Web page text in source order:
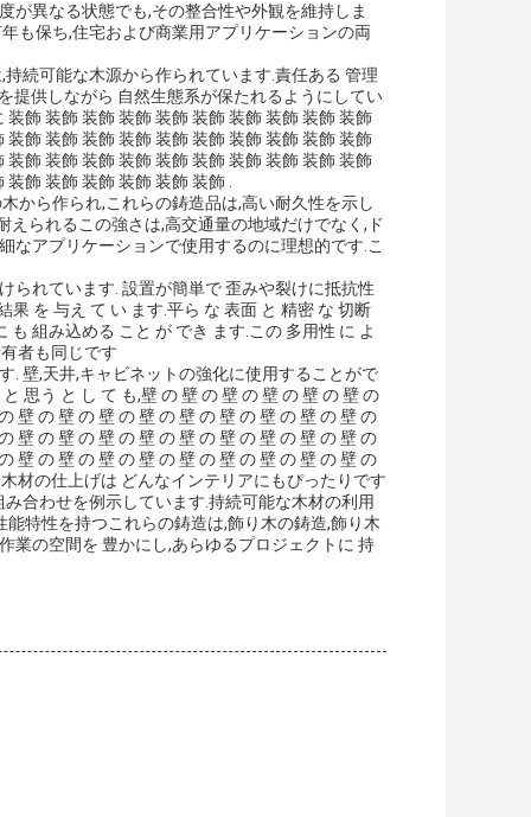
が異なる状態でも,その整合性や外観を維持しま
も保ち,住宅および商業用アプリケーションの両
続可能な木源から作られています.責任ある 管理
提供しながら 自然生態系が保たれるようにしてい
飾 装飾 装飾 装飾 装飾 装飾 装飾 装飾 装飾 装飾
飾 装飾 装飾 装飾 装飾 装飾 装飾 装飾 装飾 装飾
飾 装飾 装飾 装飾 装飾 装飾 装飾 装飾 装飾 装飾
飾 装飾 装飾 装飾 装飾 装飾 .
から作られ,これらの鋳造品は,高い耐久性を示し
られるこの強さは,高交通量の地域だけでなく,ド
なアプリケーションで使用するのに理想的です.こ
られています. 設置が簡単で 歪みや裂けに抵抗性
を 与え て い ます.平ら な 表面 と 精密 な 切断
組み込める こと が でき ます.この 多用性 に よ
者も同じです
. 壁,天井,キャビネットの強化に使用することがで
思う と し て も,壁 の 壁 の 壁 の 壁 の 壁 の 壁 の
壁 の 壁 の 壁 の 壁 の 壁 の 壁 の 壁 の 壁 の 壁 の
壁 の 壁 の 壁 の 壁 の 壁 の 壁 の 壁 の 壁 の 壁 の
壁 の 壁 の 壁 の 壁 の 壁 の 壁 の 壁 の 壁 の 壁 の
材の仕上げは どんなインテリアにもぴったりです
合わせを例示しています.持続可能な木材の利用
特性を持つこれらの鋳造は,飾り木の鋳造,飾り木
業の空間を 豊かにし,あらゆるプロジェクトに 持